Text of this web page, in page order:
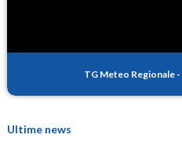
TG Meteo Regionale -
Ultime news